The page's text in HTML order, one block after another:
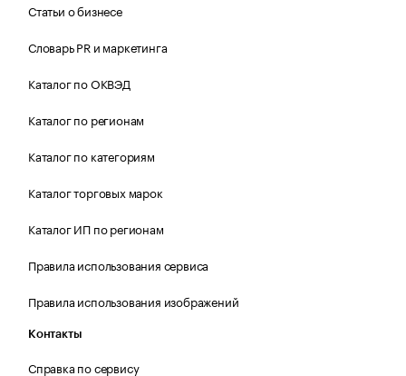
Статьи о бизнесе
Словарь PR и маркетинга
Каталог по ОКВЭД
Каталог по регионам
Каталог по категориям
Каталог торговых марок
Каталог ИП по регионам
Правила использования сервиса
Правила использования изображений
Контакты
Справка по сервису